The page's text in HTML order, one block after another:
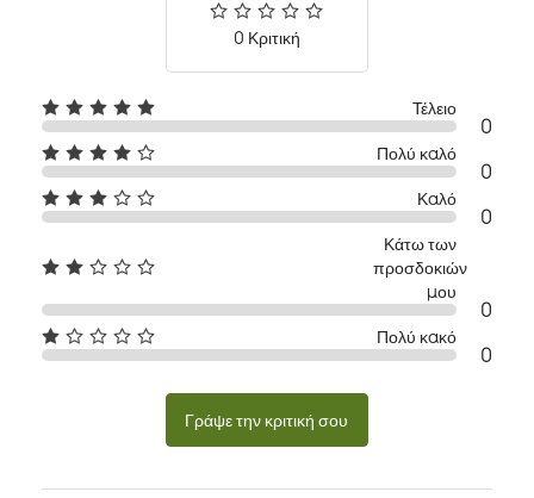
0 Κριτική
Τέλειο
0
Πολύ καλό
0
Καλό
0
Κάτω των
προσδοκιών
μου
0
Πολύ κακό
0
Γράψε την κριτική σου